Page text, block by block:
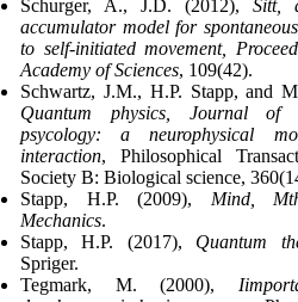
Schurger, A., J.D. (2012), Sitt,
accumulator model for
to self-initiated movement,
Academy of Sciences, 109(42).
Schwartz, J.M., H.P. Stapp, and
Quantum physics, Journal of
psycology: a neurophysical
interaction, Philosophical
Society B: Biological science,
Stapp, H.P. (2009), Mind,
Mechanics.
Stapp, H.P. (2017), Quantum
Spriger.
Tegmark, M. (2000),